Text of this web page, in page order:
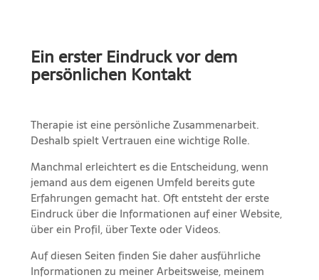
Ein erster Eindruck vor dem
persönlichen Kontakt
Therapie ist eine persönliche Zusammenarbeit.
Deshalb spielt Vertrauen eine wichtige Rolle.
Manchmal erleichtert es die Entscheidung, wenn
jemand aus dem eigenen Umfeld bereits gute
Erfahrungen gemacht hat. Oft entsteht der erste
Eindruck über die Informationen auf einer Website,
über ein Profil, über Texte oder Videos.
Auf diesen Seiten finden Sie daher ausführliche
Informationen zu meiner Arbeitsweise, meinem